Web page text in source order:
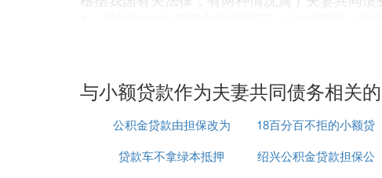
1、贷款时由夫妻双方共同签字，比如房贷，常
❹ 夫妻一方贷款另一方不签字可以贷嘛
与小额贷款作为夫妻共同债务相关
公积金贷款由担保改为
房产抵押
18百分百不拒的小额贷
款
贷款车不拿绿本抵押
绍兴公积金贷款担保公